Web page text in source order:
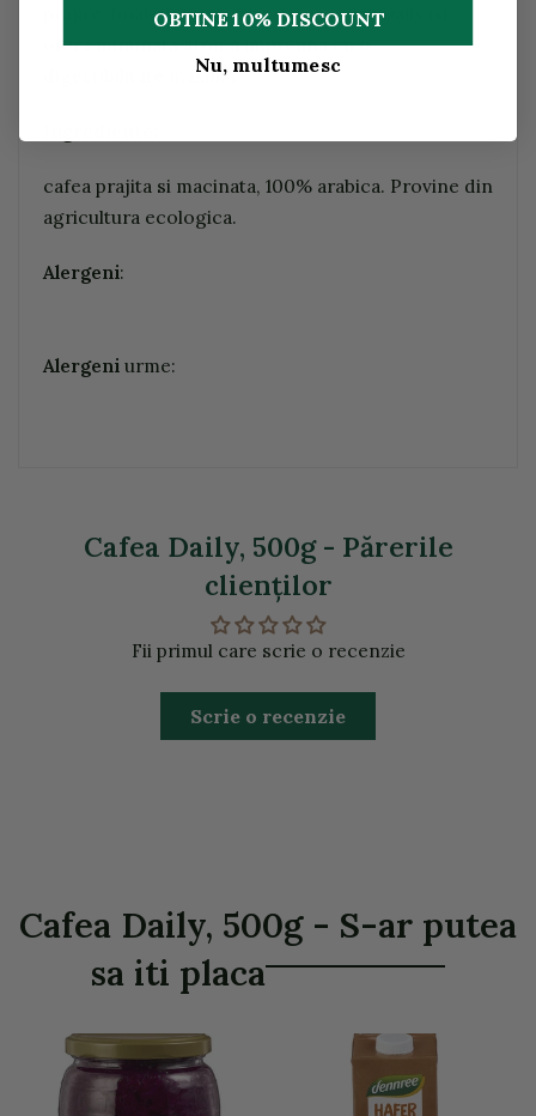
prajire, boabele sunt rafinate usor, iar Daily isi
ofera minunata aroma impreuna cu o
digestibilitate maxima.
cafea prajita si macinata, 100% arabica. Provine din
agricultura ecologica.
Alergeni:
Alergeni urme:
Cafea Daily, 500g - Părerile
clienţilor
Fii primul care scrie o recenzie
Scrie o recenzie
Cafea Daily, 500g - S-ar putea
sa iti placa
OBTINE 10% DISCOUNT
Nu, multumesc